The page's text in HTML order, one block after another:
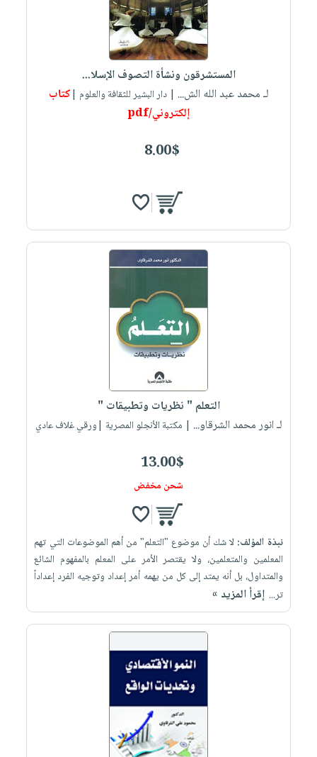
المستشرقون ونشأة التصوف الإسلا...
لـ محمد عبد الله الش... | دار البشير للثقافة والعلوم |كتاب
إلكتروني/pdf
8.00$
التعلم " نظريات وتطبيقات "
لـ انور محمد الشرقاو... | مكتبة الأنجلو المصرية |ورقي غلاف عادي
13.00$
شحن مخفض
نبذة المؤلف: لا شك أن موضوع "التعلم" من أهم الموضوعات التي تهم
المعلمين والمتعلمين، ولا يقتصر الأمر على المعلم بالمفهوم الشائع
والمتداول، بل أنه يمتد إلى كل من يهمه أمر إعداد وتوجيه الفرد إعداداً
تر... إقرأ المزيد »